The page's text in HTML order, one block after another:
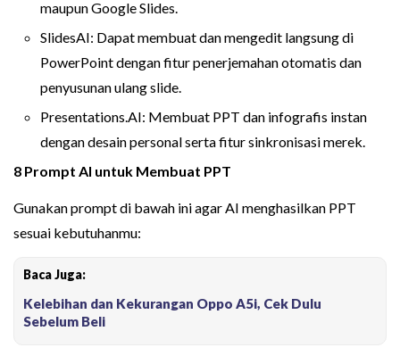
maupun Google Slides.
SlidesAI: Dapat membuat dan mengedit langsung di
PowerPoint dengan fitur penerjemahan otomatis dan
penyusunan ulang slide.
Presentations.AI: Membuat PPT dan infografis instan
dengan desain personal serta fitur sinkronisasi merek.
8 Prompt AI untuk Membuat PPT
Gunakan prompt di bawah ini agar AI menghasilkan PPT
sesuai kebutuhanmu:
Baca Juga:
Kelebihan dan Kekurangan Oppo A5i, Cek Dulu
Sebelum Beli